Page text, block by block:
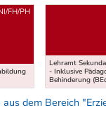
FH/PH
Lehramt
- Inklusive
Behinderung
dem Bereich